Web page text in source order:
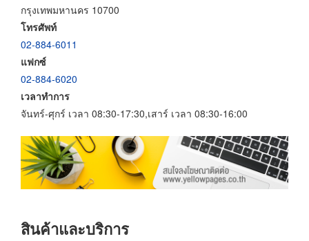
กรุงเทพมหานคร 10700
โทรศัพท์
02-884-6011
แฟกซ์
02-884-6020
เวลาทำการ
จันทร์-ศุกร์ เวลา 08:30-17:30,เสาร์ เวลา 08:30-16:00
สินค้าและบริการ